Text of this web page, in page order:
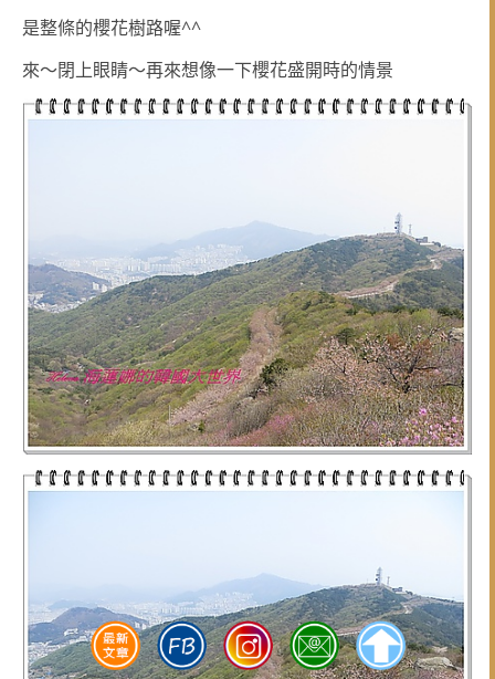
是整條的櫻花樹路喔^^
來～閉上眼睛～再來想像一下櫻花盛開時的情景